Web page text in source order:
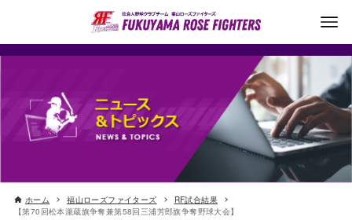
ホーム 福山ローズファイターズ
RF試合結果
【第70回松本瀧蔵旗争奪兼第58回三浦芳郎旗争奪野球大会】